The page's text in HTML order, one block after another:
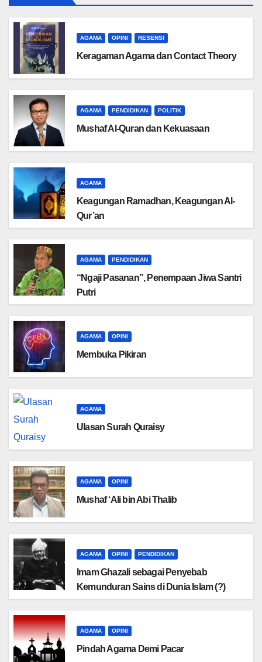
AGAMA OPINI RESENSI
Keragaman Agama dan Contact Theory
AGAMA PENDIDIKAN POLITIK
Mushaf Al-Quran dan Kekuasaan
AGAMA
Keagungan Ramadhan, Keagungan Al-
Qur’an
AGAMA PENDIDIKAN
“Ngaji Pasanan”, Penempaan Jiwa Santri
Putri
AGAMA OPINI
Membuka Pikiran
AGAMA
Ulasan Surah Quraisy
AGAMA OPINI
Mushaf ‘Ali bin Abi Thalib
AGAMA OPINI PENDIDIKAN
Imam Ghazali sebagai Penyebab
Kemunduran Sains di Dunia Islam (?)
AGAMA OPINI
Pindah Agama Demi Pacar